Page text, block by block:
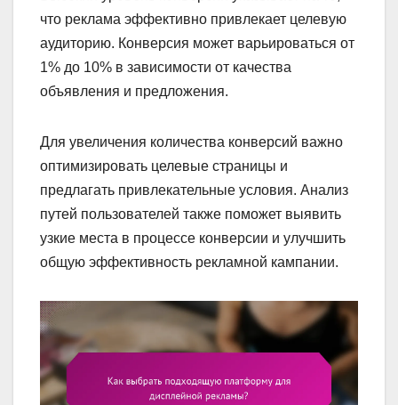
что реклама эффективно привлекает целевую
аудиторию. Конверсия может варьироваться от
1% до 10% в зависимости от качества
объявления и предложения.
Для увеличения количества конверсий важно
оптимизировать целевые страницы и
предлагать привлекательные условия. Анализ
путей пользователей также поможет выявить
узкие места в процессе конверсии и улучшить
общую эффективность рекламной кампании.